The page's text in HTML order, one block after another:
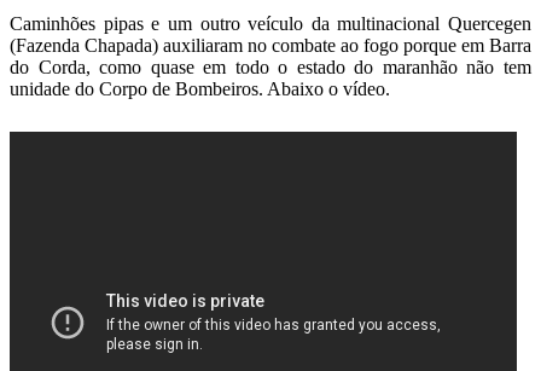
Caminhões pipas e um outro veículo da multinacional Quercegen
(Fazenda Chapada) auxiliaram no combate ao fogo porque em Barra
do Corda, como quase em todo o estado do maranhão não tem
unidade do Corpo de Bombeiros. Abaixo o vídeo.